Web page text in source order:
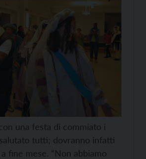
una festa di commiato i
tutti; dovranno infatti
fine mese. “Non abbiamo